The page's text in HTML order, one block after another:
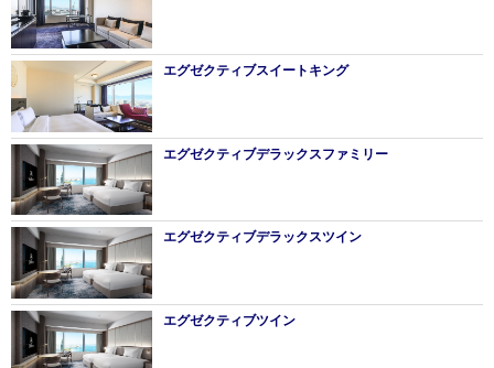
エグゼクティブスイートキング
エグゼクティブデラックスファミリー
エグゼクティブデラックスツイン
エグゼクティブツイン